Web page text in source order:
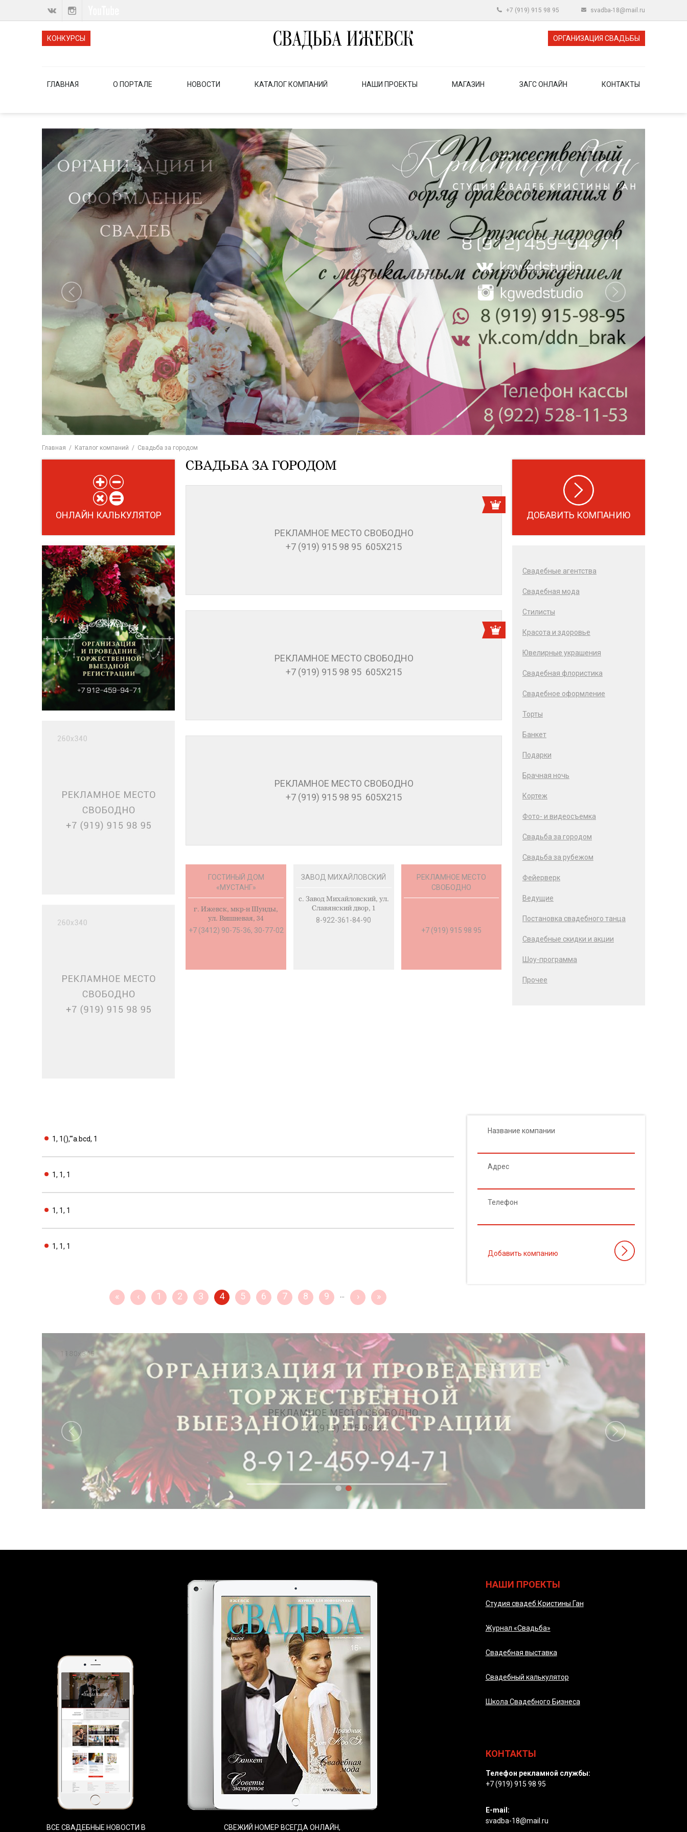
+7 (919) 915 98 95 svadba-18@mail.ru
КОНКУРСЫ ОРГАНИЗАЦИЯ СВАДЬБЫ
ГЛАВНАЯ О ПОРТАЛЕ НОВОСТИ КАТАЛОГ КОМПАНИЙ НАШИ ПРОЕКТЫ МАГАЗИН ЗАГС ОНЛАЙН КОНТАКТЫ
Главная / Каталог компаний / Свадьба за городом
ДОБАВИТЬ КОМПАНИЮ
Свадебные агентства
Свадебная мода
Cтилисты
Красота и здоровье
Ювелирные украшения
Свадебная флористика
Свадебное оформление
Торты
Банкет
Подарки
Брачная ночь
Кортеж
Фото- и видеосъемка
Свадьба за городом
Свадьба за рубежом
Фейерверк
Ведущие
Постановка свадебного танца
Свадебные скидки и акции
Шоу-программа
Прочее
СВАДЬБА ЗА ГОРОДОМ
РЕКЛАМНОЕ МЕСТО СВОБОДНО
+7 (919) 915 98 95 605Х215
РЕКЛАМНОЕ МЕСТО СВОБОДНО
+7 (919) 915 98 95 605Х215
РЕКЛАМНОЕ МЕСТО СВОБОДНО
+7 (919) 915 98 95 605Х215
ГОСТИНЫЙ ДОМ
«МУСТАНГ»
г. Ижевск, мкр-н Шунды,
ул. Вишневая, 34
www.гостиница-мустанг.рф
+7 (3412) 90-75-36, 30-77-02
ЗАВОД МИХАЙЛОВСКИЙ
c. Завод Михайловский, ул.
Славянский двор, 1
8-922-361-84-90
РЕКЛАМНОЕ МЕСТО
СВОБОДНО
+7 (919) 915 98 95
ОНЛАЙН КАЛЬКУЛЯТОР
1, 1(),'"a.bcd, 1
1, 1, 1
1, 1, 1
1, 1, 1
« ‹ 1 2 3 4 5 6 7 8 9 › »
Название компании
Адрес
Телефон
ВСЕ СВАДЕБНЫЕ НОВОСТИ В СВЕЖИЙ НОМЕР ВСЕГДА ОНЛАЙН,
НАШИ ПРОЕКТЫ
Студия свадеб Кристины Ган
Журнал «Свадьба»
Свадебная выставка
Свадебный калькулятор
Школа Свадебного Бизнеса
КОНТАКТЫ
Телефон рекламной службы:
+7 (919) 915 98 95
E-mail:
svadba-18@mail.ru